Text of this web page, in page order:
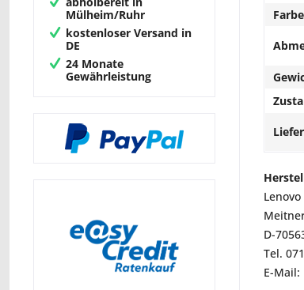
Mülheim/Ruhr
kostenloser Versand in
DE
24 Monate
Gewährleistung
D-
Tel.
E-Mail: